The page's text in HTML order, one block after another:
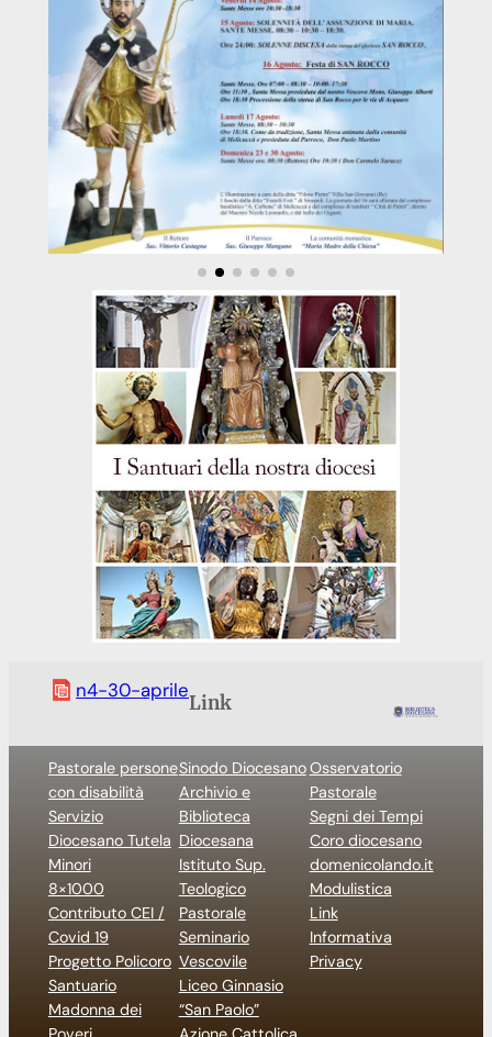
n4-30-aprile
Link
Pastorale persone
con disabilità
Servizio
Diocesano Tutela
Minori
8×1000
Contributo CEI /
Covid 19
Progetto Policoro
Santuario
Madonna dei
Sinodo Diocesano
Archivio e
Biblioteca
Diocesana
Istituto Sup.
Teologico
Pastorale
Seminario
Vescovile
Liceo Ginnasio
“San Paolo”
Osservatorio
Pastorale
Segni dei Tempi
Coro diocesano
domenicolando.it
Modulistica
Link
Informativa
Privacy